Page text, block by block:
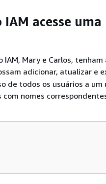
acesse uma
Mary e Carlos, tenham
adicionar, atualizar e
de todos os usuários a um
nomes